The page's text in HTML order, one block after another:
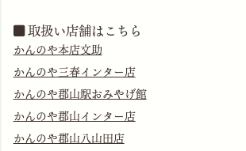
取扱い店舗はこちら
かんのや本店文助
かんのや三春インター店
かんのや郡山駅おみやげ館
かんのや郡山インター店
かんのや郡山八山田店